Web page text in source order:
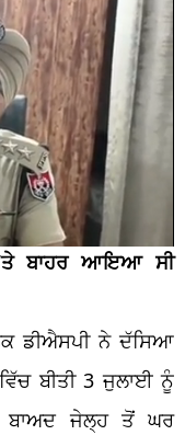
ਬਾਹਰ ਆਇਆ ਸੀ
ਡੀਐਸਪੀ ਨੇ ਦੱਸਿਆ
ਬੀਤੀ 3 ਜੁਲਾਈ ਨੂੰ
ਬਾਅਦ ਜੇਲ੍ਹ ਤੋਂ ਘਰ